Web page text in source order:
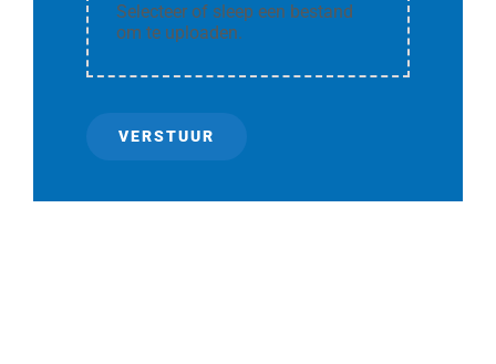
Selecteer of sleep een bestand
om te uploaden.
VERSTUUR